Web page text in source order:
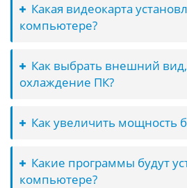
Какая видеокарта
компьютере?
Как выбрать внешний
охлаждение ПК?
Как увеличить мощность
Какие программы будут
компьютере?